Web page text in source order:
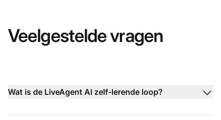
Veelgestelde vragen
Wat is de LiveAgent AI zelf-lerende loop?